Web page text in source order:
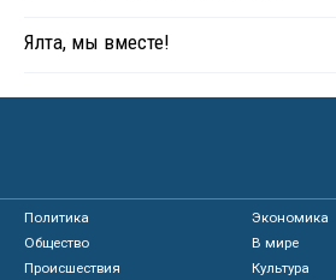
Ялта, мы вместе!
Политика
Экономика
Общество
В мире
Происшествия
Культура